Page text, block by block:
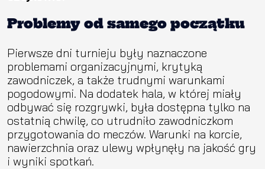
Problemy od samego początku
Pierwsze dni turnieju były naznaczone
problemami organizacyjnymi, krytyką
zawodniczek, a także trudnymi warunkami
pogodowymi. Na dodatek hala, w której miały
odbywać się rozgrywki, była dostępna tylko na
ostatnią chwilę, co utrudniło zawodniczkom
przygotowania do meczów. Warunki na korcie,
nawierzchnia oraz ulewy wpłynęły na jakość gry
i wyniki spotkań.